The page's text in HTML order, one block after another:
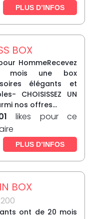
PLUS D’INFOS
BOX
HommeRecevez
mois une box
élégants et
CHOISISSEZ UN
nos offres...
likes pour ce
PLUS D’INFOS
BOX
ont de 20 mois